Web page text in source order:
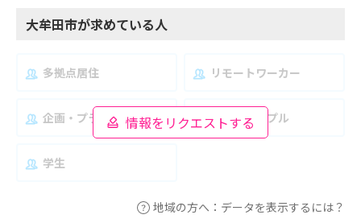
大牟田市が求めている人
情報をリクエストする
多拠点居住 リモートワーカー
企画・プランナー 夫婦・カップル
学生
地域の方へ：データを表示するには？